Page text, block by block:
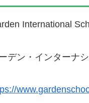
ーナショナ